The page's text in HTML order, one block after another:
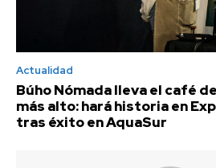
Actualidad
Búho Nómada lleva el café
más alto: hará historia en
tras éxito en AquaSur